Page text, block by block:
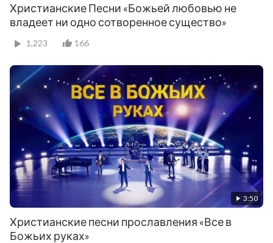
Христианские Песни «Божьей любовью не
владеет ни одно сотворенное существо»
1,223 166
3:50
Христианские песни прославления «Все в
Божьих руках»